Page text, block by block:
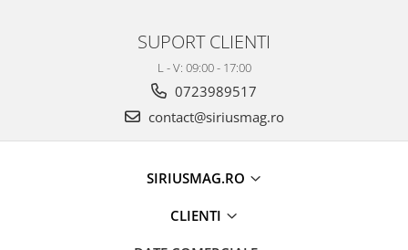
SUPORT CLIENTI
L - V: 09:00 - 17:00
0723989517
contact@siriusmag.ro
SIRIUSMAG.RO
CLIENTI